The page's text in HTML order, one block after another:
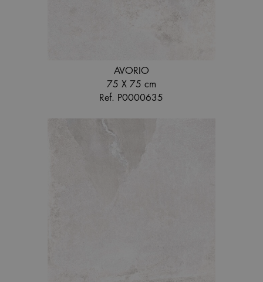
AVORIO
75 X 75 cm
Ref. P0000635